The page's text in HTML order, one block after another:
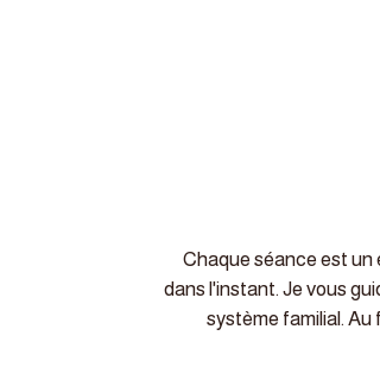
Chaque séance est un
dans l'instant. Je vous
système familial. Au